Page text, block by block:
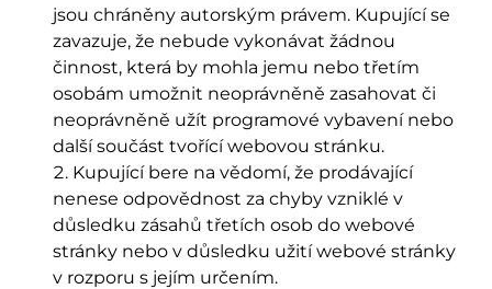
jsou chráněny autorským právem. Kupující se
zavazuje, že nebude vykonávat žádnou
činnost, která by mohla jemu nebo třetím
osobám umožnit neoprávněně zasahovat či
neoprávněně užít programové vybavení nebo
další součást tvořící webovou stránku.
Kupující bere na vědomí, že prodávající
nenese odpovědnost za chyby vzniklé v
důsledku zásahů třetích osob do webové
stránky nebo v důsledku užití webové stránky
v rozporu s jejím určením.